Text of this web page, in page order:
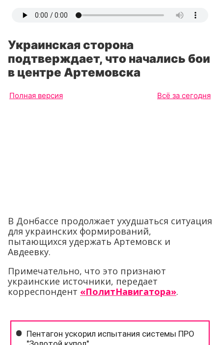
Украинская сторона
подтверждает, что начались бои
в центре Артемовска
Полная версия Всё за сегодня
В Донбассе продолжает ухудшаться ситуация
для украинских формирований,
пытающихся удержать Артемовск и
Авдеевку.
Примечательно, что это признают
украинские источники, передает
корреспондент «ПолитНавигатора».